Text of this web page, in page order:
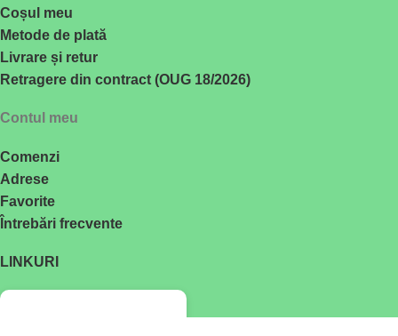
Coșul meu
Metode de plată
Livrare și retur
Retragere din contract (OUG 18/2026)
Contul meu
Comenzi
Adrese
Favorite
Întrebări frecvente
LINKURI